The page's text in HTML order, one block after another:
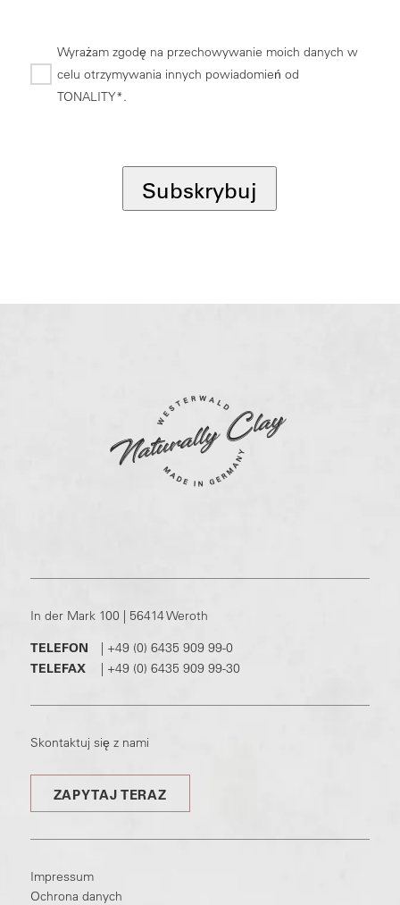
Wyrażam zgodę na przechowywanie moich danych w
celu otrzymywania innych powiadomień od
TONALITY*.
Subskrybuj
In der Mark 100 | 56414 Weroth
TELEFON
+49 (0) 6435 909 99-0
TELEFAX
+49 (0) 6435 909 99-30
Skontaktuj się z nami
ZAPYTAJ TERAZ
Impressum
Ochrona danych